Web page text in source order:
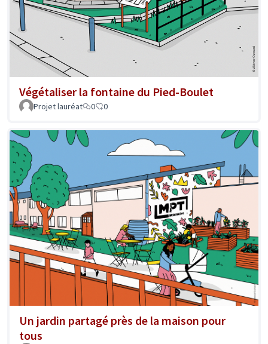
Végétaliser la fontaine du Pied-Boulet
Projet lauréat 0 0
Un jardin partagé près de la maison pour
tous